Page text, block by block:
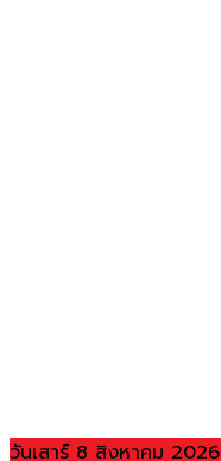
วันเสาร์ 8 สิงหาคม 2026